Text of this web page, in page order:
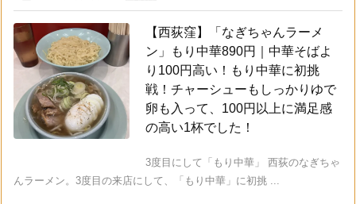
【西荻窪】「なぎちゃんラーメ
ン」もり中華890円｜中華そばよ
り100円高い！もり中華に初挑
戦！チャーシューもしっかりゆで
卵も入って、100円以上に満足感
の高い1杯でした！
3度目にして「もり中華」 西荻のなぎちゃ
んラーメン。3度目の来店にして、「もり中華」に初挑 ...